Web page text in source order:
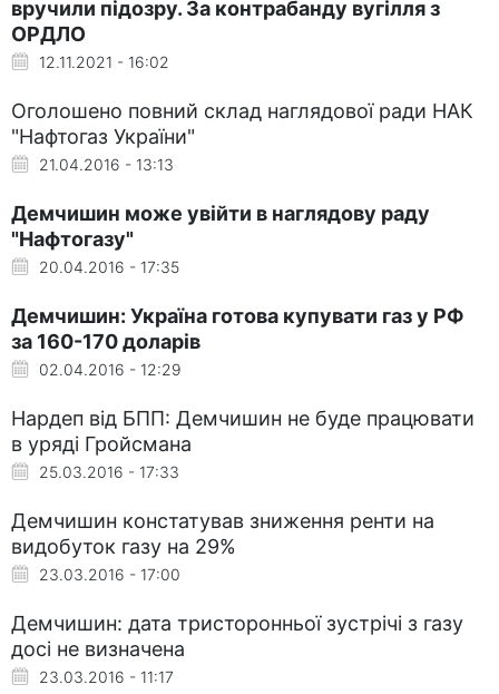
вручили підозру. За контрабанду вугілля з
ОРДЛО
12.11.2021 - 16:02
Оголошено повний склад наглядової ради НАК
"Нафтогаз України"
21.04.2016 - 13:13
Демчишин може увійти в наглядову раду
"Нафтогазу"
20.04.2016 - 17:35
Демчишин: Україна готова купувати газ у РФ
за 160-170 доларів
02.04.2016 - 12:29
Нардеп від БПП: Демчишин не буде працювати
в уряді Гройсмана
25.03.2016 - 17:33
Демчишин констатував зниження ренти на
видобуток газу на 29%
23.03.2016 - 17:00
Демчишин: дата тристоронньої зустрічі з газу
досі не визначена
23.03.2016 - 11:17